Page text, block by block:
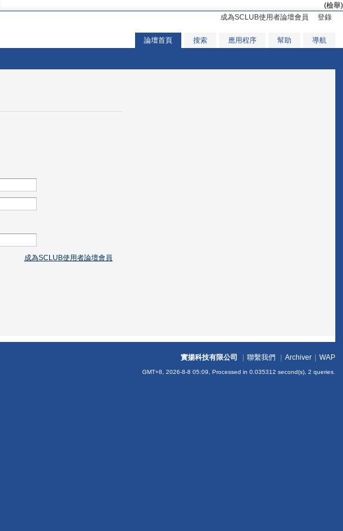
(檢舉)
成為SCLUB使用者論壇會員
登錄
論壇首頁 搜索 應用程序 幫助 導航
成為SCLUB使用者論壇會員
實揚科技有限公司 聯繫我們 Archiver WAP
GMT+8, 2026-8-8 05:09, Processed in 0.035312 second(s), 2 queries.